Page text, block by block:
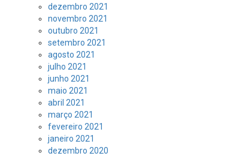
dezembro 2021
novembro 2021
outubro 2021
setembro 2021
agosto 2021
julho 2021
junho 2021
maio 2021
abril 2021
março 2021
fevereiro 2021
janeiro 2021
dezembro 2020